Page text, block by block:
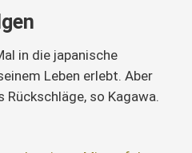
in die japanische
Leben erlebt. Aber
so Kagawa.